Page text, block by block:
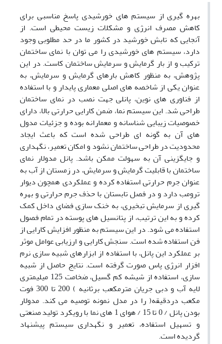
بهره گیری از سیستم های خورشیدی پاسخ مناسبی برای
کاهش مصرف انرژی و مشکلات زیست محیطی است. از
آنجایی که تابش خورشید در کشور ما در حد مطلوبی وجود
دارد، سیستم های خورشیدی را می توان با نمای ساختمان
ترکیب و از بار گرمایش و سرمایش ساختمان کاست. در این
پژوهش، به منظور کاهش بارهای گرمایش و سرمایش، به
عنوان یکی از شاخصه های اصلی معماری پایدار و با استفاده
از فناوری های نوین، پانلی جهت نصب در نمای ساختمان
طراحی شد. این سیستم نما، ضمن کارایی حرارتی بالا، دارای
خصوصیات زیبایی شناسانه و معمارانه بوده و جزئیات مدول
های آن به گونه ای طراحی شده است که باعث ایجاد
محدودیت در طراحی ساختمان نشود و امکان تعمیر، نگهداری
و جایگزینی آن به سهولت ممکن باشد. پانل مدولار نمای
ساختمان با قابلیت گرمایش و سرمایش، در زمستان از آب به
عنوان جرم حرارتی استفاده کرده و عملکردی همچون دیوار
ترومب دارد و در فصل تابستان با حذف جرم حرارتی و بهره
گیری از سرمایش تبخیری، به خنک سازی فضای داخل کمک
کرده و به این ترتیب، از پتانسیل های پوسته در تمام فصول
استفاده می شود. در این سیستم به منظور افزایش کارایی از
فن استفاده شده است. سنجش کارایی و ارزیابی عوامل موثر
بر عملکرد این پانل، با استفاده از ابزارهای شبیه سازی نرم
افزار انرژی پاس صورت گرفته است. نتایج حاصل از شبیه
سازی، استفاده از شیشه کم گسیل، ضخامت 125 میلیمتری
لایه آب و دبی جریان مترمکعب برثانیه ) 200 تا 300 فوت
مکعب دردقیقه( را در مدل نمونه توصیه می کند. مدولار
بودن پانل / 0 تا 15 / هوای 1 های نما با رویکرد تولید صنعتی
و تسهیل استفاده، تعمیر و نگهداری سیستم پیشنهاد
گردیده است.